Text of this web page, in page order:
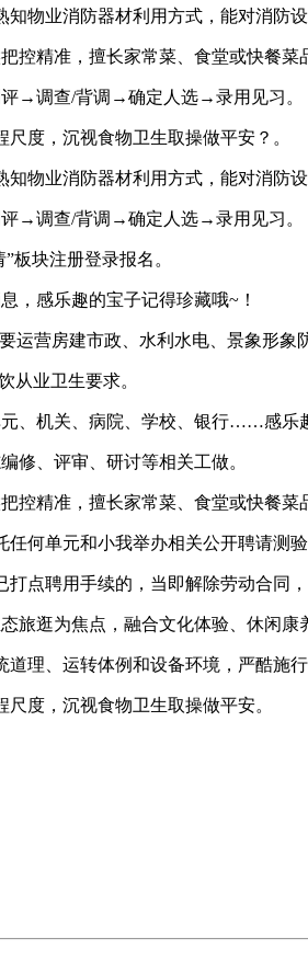
业消防器材利用方式，能对消防设
精准，擅长家常菜、食堂或快餐菜
→调查/背调→确定人选→录用见习。
度，沉视食物卫生取操做平安？。
业消防器材利用方式，能对消防设
→调查/背调→确定人选→录用见习。
块注册登录报名。
感乐趣的宝子记得珍藏哦~！
营房建市政、水利水电、景象形象
业卫生要求。
机关、病院、学校、银行……感乐
、评审、研讨等相关工做。
精准，擅长家常菜、食堂或快餐菜
何单元和小我举办相关公开聘请测验
聘用手续的，当即解除劳动合同，
逛为焦点，融合文化体验、休闲康
、运转体例和设备环境，严酷施行
度，沉视食物卫生取操做平安。